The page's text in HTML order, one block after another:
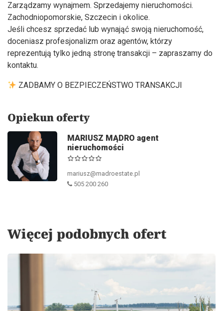
Zarządzamy wynajmem. Sprzedajemy nieruchomości.
Zachodniopomorskie, Szczecin i okolice.
Jeśli chcesz sprzedać lub wynająć swoją nieruchomość,
doceniasz profesjonalizm oraz agentów, którzy
reprezentują tylko jedną stronę transakcji – zapraszamy do
kontaktu.
ZADBAMY O BEZPIECZEŃSTWO TRANSAKCJI
Opiekun oferty
MARIUSZ MĄDRO agent
nieruchomości
mariusz@madroestate.pl
505 200 260
Więcej podobnych ofert